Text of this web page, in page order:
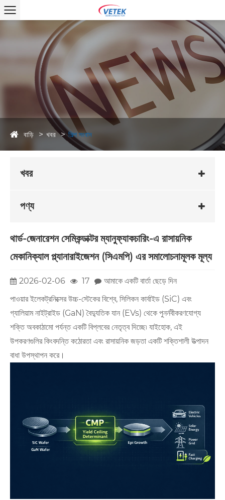
বাড়ি খবর শিল্প সংবাদ
খবর
পণ্য
থার্ড-জেনারেশন সেমিকন্ডাক্টর ম্যানুফ্যাকচারিং-এ রাসায়নিক
মেকানিক্যাল প্ল্যানারাইজেশন (সিএমপি) এর সমালোচনামূলক মূল্য
2026-02-06 17
আমাকে একটি বার্তা ছেড়ে দিন
পাওয়ার ইলেকট্রনিক্সের উচ্চ-স্টেকের বিশ্বে, সিলিকন কার্বাইড (SiC) এবং
গ্যালিয়াম নাইট্রাইড (GaN) বৈদ্যুতিক যান (EVs) থেকে পুনর্নবীকরণযোগ্য
শক্তি অবকাঠামো পর্যন্ত একটি বিপ্লবের নেতৃত্ব দিচ্ছে৷ যাইহোক, এই
উপকরণগুলির কিংবদন্তি কঠোরতা এবং রাসায়নিক জড়তা একটি শক্তিশালী উত্পাদন
বাধা উপস্থাপন করে।